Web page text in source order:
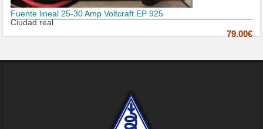
Fuente lineal 25-30 Amp Voltcraft EP 925
Ciudad real
79.00€